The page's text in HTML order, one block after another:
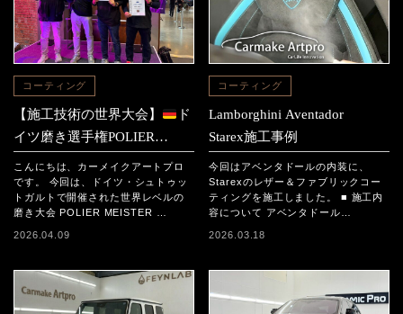
コーティング
【施工技術の世界大会】
ド
イツ磨き選手権POLIER
MEISTER SCHAFT2025に参
加｜日本チームの結果と現地
レポート
こんにちは、カーメイクアートプロ
です。 今回は、ドイツ・シュトゥッ
トガルトで開催された世界レベルの
磨き大会 POLIER MEISTER …
2026.04.09
コーティング
Lamborghini Aventador
Starex施工事例
今回はアベンタドールの内装に、
Starexのレザー＆ファブリックコー
ティングを施工しました。 ■ 施工内
容について アベンタドール…
2026.03.18